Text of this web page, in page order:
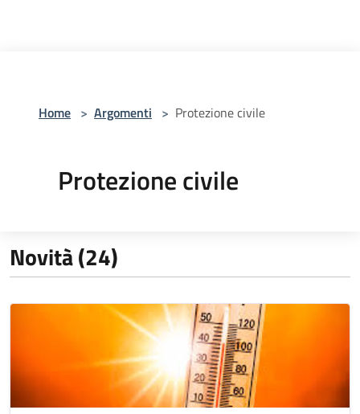
Home > Argomenti > Protezione civile
Protezione civile
Novità (24)